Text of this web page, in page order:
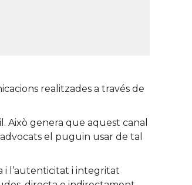
realitzades a través de
Això genera que aquest canal
el puguin usar de tal
i l’autenticitat i integritat